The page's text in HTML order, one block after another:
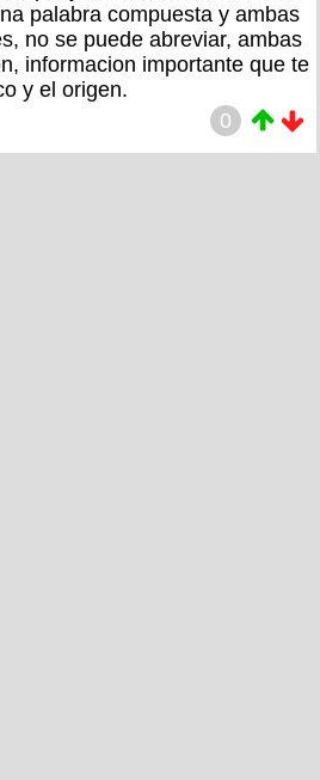
palabra compuesta y ambas
no se puede abreviar, ambas
informacion importante que te
y el origen.
0